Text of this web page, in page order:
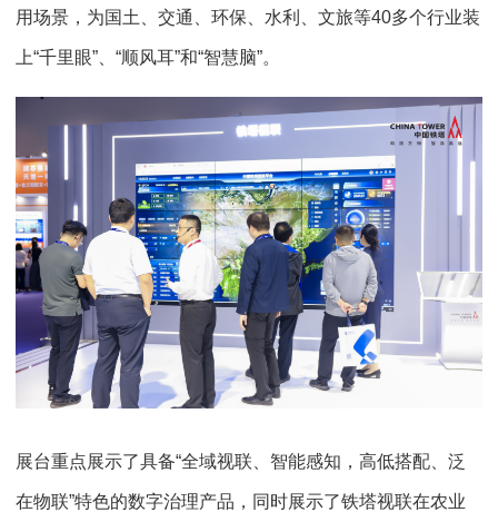
用场景，为国土、交通、环保、水利、文旅等40多个行业装
上“千里眼”、“顺风耳”和“智慧脑”。
展台重点展示了具备“全域视联、智能感知，高低搭配、泛
在物联”特色的数字治理产品，同时展示了铁塔视联在农业